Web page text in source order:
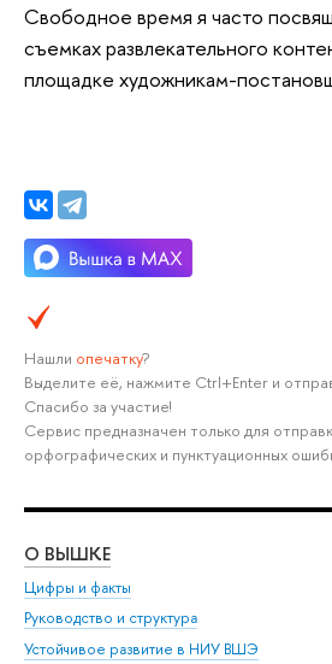
Свободное время я часто
съемках развлекательного
площадке художникам-
Нашли опечатку?
Выделите её, нажмите Ctrl+Enter и
Спасибо за участие!
Сервис предназначен только для
орфографических и пунктуационных
О ВЫШКЕ
Цифры и факты
Руководство и структура
Устойчивое развитие в НИУ ВШЭ